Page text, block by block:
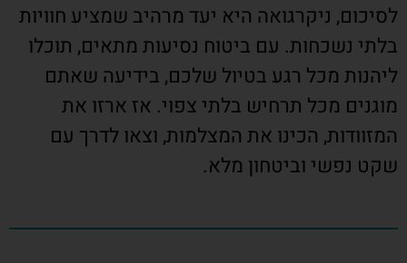
לסיכום, ניקרגואה היא יעד מרהיב שמציע חוויות
בלתי נשכחות. עם ביטוח נסיעות מתאים, תוכלו
ליהנות מכל רגע בטיול שלכם, בידיעה שאתם
מוגנים מכל תרחיש בלתי צפוי. אז ארזו את
המזוודות, הכינו את המצלמות, וצאו לדרך עם
שקט נפשי וביטחון מלא.